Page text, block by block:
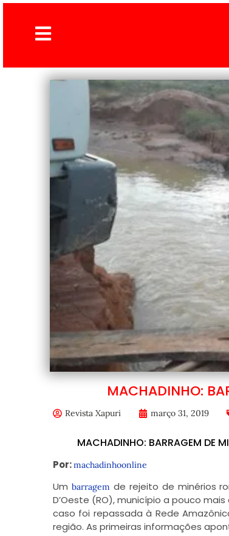
MACHADINHO:
Revista Xapuri março 31, 2019
MACHADINHO: BARRAGEM DE
Por:machadinhoonline
Um barragem de rejeito de minérios
D’Oeste (RO), município a pouco
caso foi repassada à Rede
região. As primeiras informações